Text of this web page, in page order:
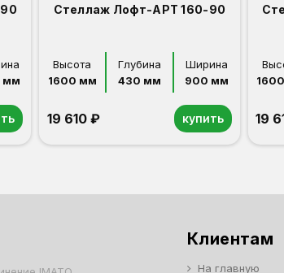
мм
Стеллаж Лофт-АРТ 160-90
Высота
1600 мм
Глубина
430 мм
Ширина
900 мм
19 610 ₽ купить 19
Клиентам
На главную